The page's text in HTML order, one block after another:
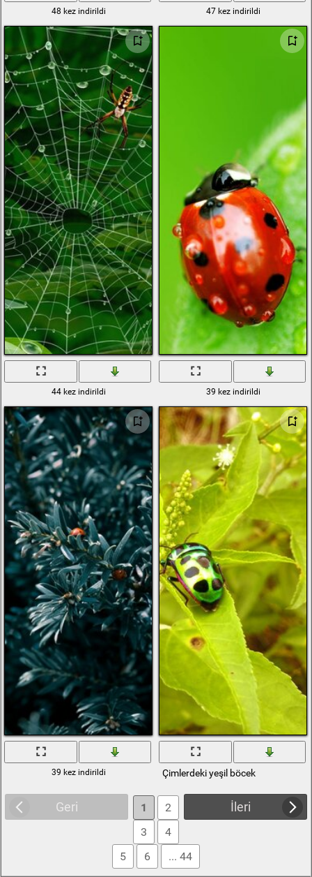
48 kez indirildi 47 kez indirildi
44 kez indirildi 39 kez indirildi
39 kez indirildi Çimlerdeki yeşil böcek
Geri İleri
1
2
3
4
5
6 ... 44